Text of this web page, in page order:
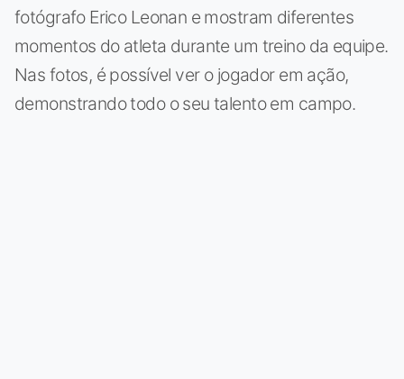
fotógrafo Erico Leonan e mostram diferentes
momentos do atleta durante um treino da equipe.
Nas fotos, é possível ver o jogador em ação,
demonstrando todo o seu talento em campo.